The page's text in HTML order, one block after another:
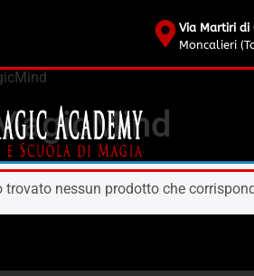
Via Martiri di
Moncalieri
trovato nessun prodotto che